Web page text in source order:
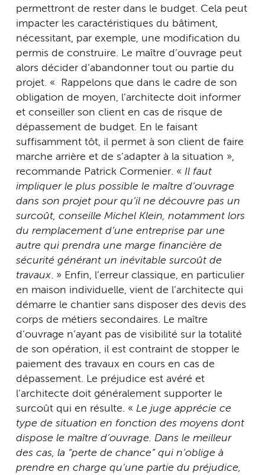
permettront de rester dans le budget. Cela peut
impacter les caractéristiques du bâtiment,
nécessitant, par exemple, une modification du
permis de construire. Le maître d’ouvrage peut
alors décider d’abandonner tout ou partie du
projet. « Rappelons que dans le cadre de son
obligation de moyen, l’architecte doit informer
et conseiller son client en cas de risque de
dépassement de budget. En le faisant
suffisamment tôt, il permet à son client de faire
marche arrière et de s’adapter à la situation »,
recommande Patrick Cormenier. « Il faut
impliquer le plus possible le maître d’ouvrage
dans son projet pour qu’il ne découvre pas un
surcoût, conseille Michel Klein, notamment lors
du remplacement d’une entreprise par une
autre qui prendra une marge financière de
sécurité générant un inévitable surcoût de
travaux . » Enfin, l’erreur classique, en particulier
en maison individuelle, vient de l’architecte qui
démarre le chantier sans disposer des devis des
corps de métiers secondaires. Le maître
d’ouvrage n’ayant pas de visibilité sur la totalité
de son opération, il est contraint de stopper le
paiement des travaux en cours en cas de
dépassement. Le préjudice est avéré et
l’architecte doit généralement supporter le
surcoût qui en résulte. « Le juge apprécie ce
type de situation en fonction des moyens dont
dispose le maître d’ouvrage. Dans le meilleur
des cas, la “perte de chance” qui n’oblige à
prendre en charge qu’une partie du préjudice,